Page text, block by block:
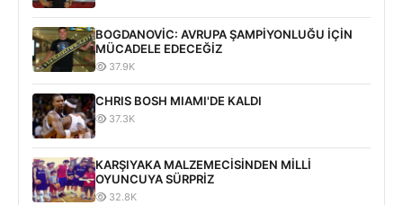
BOGDANOVİC: AVRUPA ŞAMPİYONLUĞU İÇİN
MÜCADELE EDECEĞİZ
37.9K
CHRIS BOSH MIAMI'DE KALDI
37.3K
KARŞIYAKA MALZEMECİSİNDEN MİLLİ
OYUNCUYA SÜRPRİZ
32.8K